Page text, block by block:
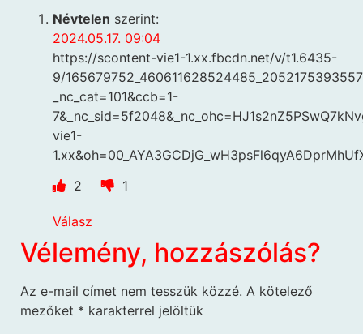
Névtelen szerint:
2024.05.17. 09:04
https://scontent-vie1-1.xx.fbcdn.net/v/t1.6435-
9/
_nc_cat=101&ccb=1-
vie1-
2
1
Válasz
Vélemény, hozzászólás?
Az e-mail címet nem tesszük közzé. A kötelező
mezőket * karakterrel jelöltük